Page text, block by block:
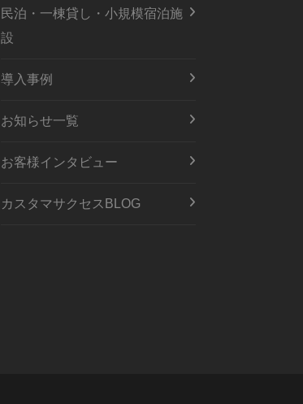
民泊・一棟貸し・小規模宿泊施
設
導入事例
お知らせ一覧
お客様インタビュー
カスタマサクセスBLOG